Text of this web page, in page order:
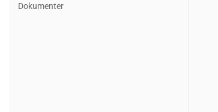
Dokumenter